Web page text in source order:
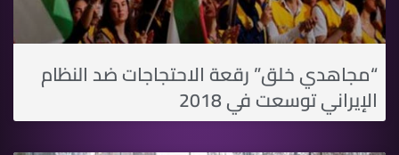
“مجاهدي خلق” رقعة الاحتجاجات ضد النظام
الإيراني توسعت في 2018